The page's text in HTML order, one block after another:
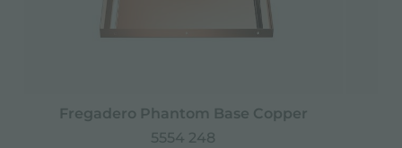
Fregadero Phantom Base Copper
5554 248